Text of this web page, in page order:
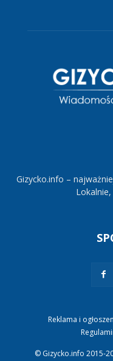
Gizycko.info –
Reklama i
© Gizycko.info 2015-